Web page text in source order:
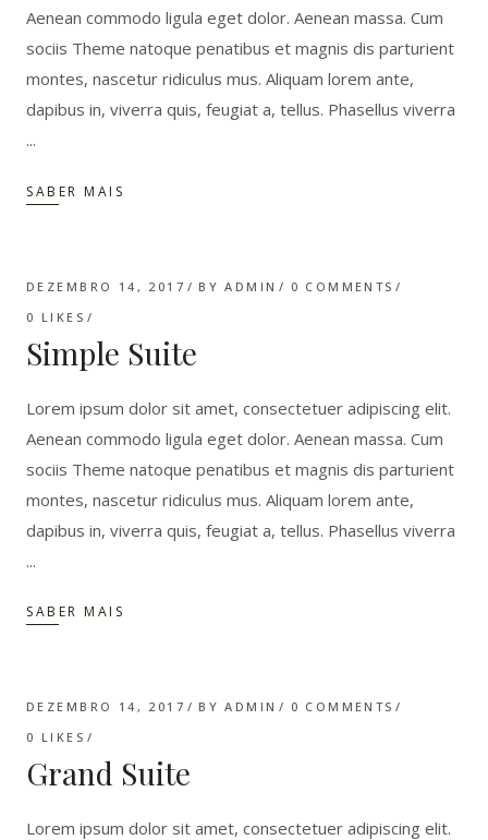
Aenean commodo ligula eget dolor. Aenean massa. Cum
sociis Theme natoque penatibus et magnis dis parturient
montes, nascetur ridiculus mus. Aliquam lorem ante,
dapibus in, viverra quis, feugiat a, tellus. Phasellus viverra
SABER MAIS
DEZEMBRO 14, 2017 BYADMIN
0 COMMENTS
0 LIKES
Simple Suite
Lorem ipsum dolor sit amet, consectetuer adipiscing elit.
Aenean commodo ligula eget dolor. Aenean massa. Cum
sociis Theme natoque penatibus et magnis dis parturient
montes, nascetur ridiculus mus. Aliquam lorem ante,
dapibus in, viverra quis, feugiat a, tellus. Phasellus viverra
SABER MAIS
DEZEMBRO 14, 2017 BYADMIN
0 COMMENTS
0 LIKES
Grand Suite
Lorem ipsum dolor sit amet, consectetuer adipiscing elit.